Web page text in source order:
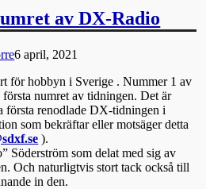
av DX-Radio
6 april, 2021
för hobbyn i Sverige . Nummer 1 av
numret av tidningen. Det är
första renodlade DX-tidningen i
som bekräftar eller motsäger detta
).
Söderström som delat med sig av
Och naturligtvis stort tack också till
in den.